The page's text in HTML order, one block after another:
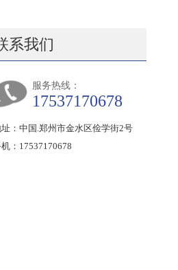
系我们
服务热线：
17537170678
：中国.郑州市金水区俭学街2号
：17537170678